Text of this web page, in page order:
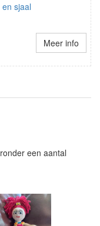
en sjaal
Meer info
een aantal